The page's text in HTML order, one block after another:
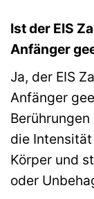
Ist der EIS
Anfänger
Ja, der EIS
Anfänger
die
Körper und
oder